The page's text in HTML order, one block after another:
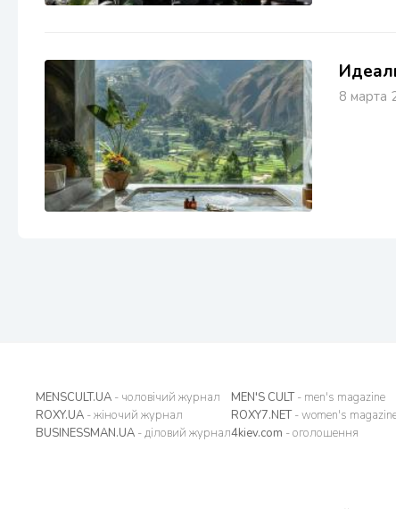
8
MENSCULT.UA - чоловічий журнал
ROXY.UA - жіночий журнал
BUSINESSMAN.UA - діловий журнал
MEN'S CULT- men's magazine
ROXY7.NET- women's
4kiev.com - оголошення